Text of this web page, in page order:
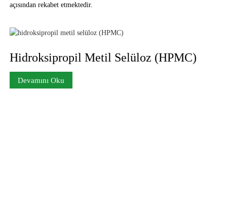
açısından rekabet etmektedir.
Hidroksipropil Metil Selüloz (HPMC)
Devamını Oku